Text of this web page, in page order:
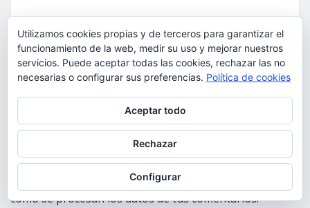
Este sitio usa Akismet para reducir el spam.
cómo se procesan los datos de tus comentarios.
Utilizamos cookies propias y de terceros para garantizar el
funcionamiento de la web, medir su uso y mejorar nuestros
servicios. Puede aceptar todas las cookies, rechazar las no
necesarias o configurar sus preferencias. Política de cookies
Aceptar todo
Rechazar
Configurar
Para obtener más información, incluido cómo gestionar las cookies,